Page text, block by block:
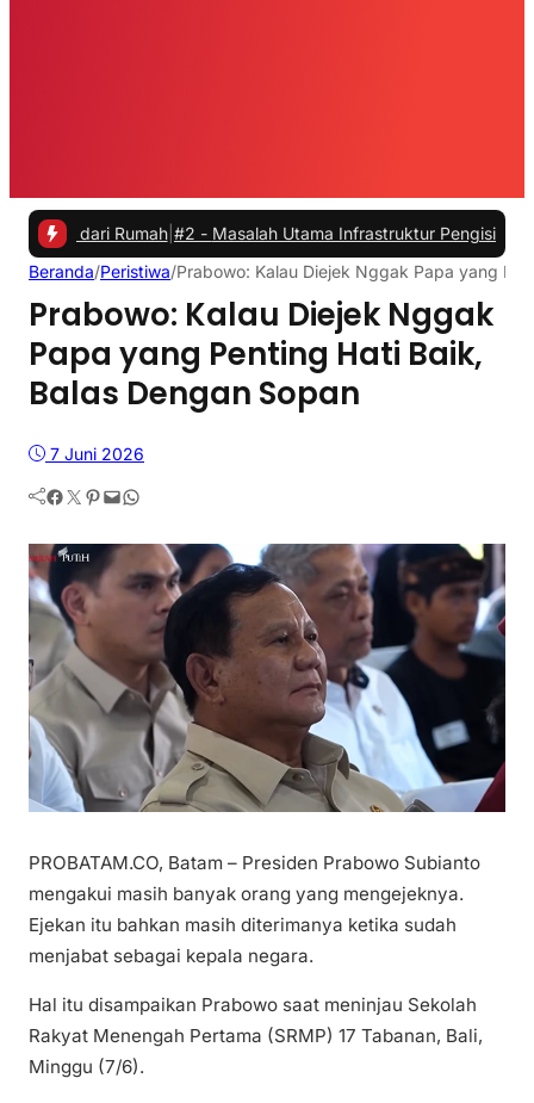
dari Rumah|#2 -Masalah Utama Infrastruktur Pengisian Daya
Beranda/Peristiwa/Prabowo: Kalau Diejek Nggak Papa yang
Prabowo: Kalau Diejek Nggak
Papa yang Penting Hati Baik,
Balas Dengan Sopan
7 Juni 2026
Facebook Twitter Pinterest Mail WhatsApp
PROBATAM.CO, Batam – Presiden Prabowo Subianto
mengakui masih banyak orang yang mengejeknya.
Ejekan itu bahkan masih diterimanya ketika sudah
menjabat sebagai kepala negara.
Hal itu disampaikan Prabowo saat meninjau Sekolah
Rakyat Menengah Pertama (SRMP) 17 Tabanan, Bali,
Minggu (7/6).